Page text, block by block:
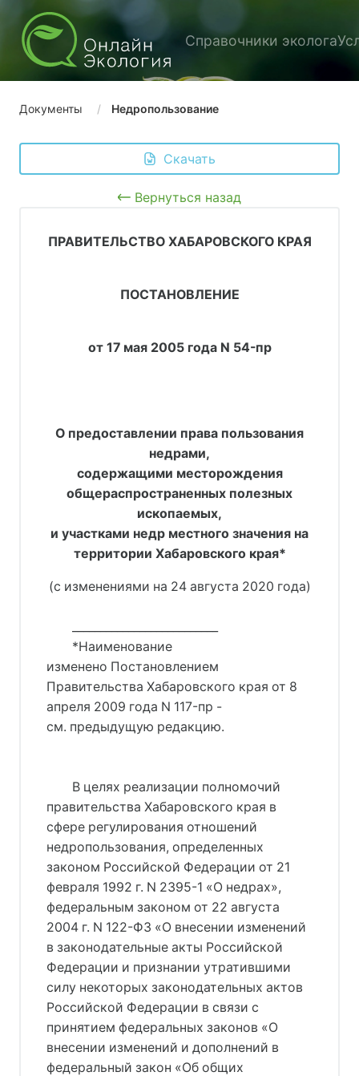
Справочники эколога
Документы Недропользование
Скачать
Вернуться назад
ПРАВИТЕЛЬСТВО ХАБАРОВСКОГО КРАЯ
ПОСТАНОВЛЕНИЕ
от 17 мая 2005 года N 54-пр
О предоставлении права пользования
недрами,
содержащими месторождения
общераспространенных полезных
ископаемых,
и участками недр местного значения на
территории Хабаровского края*
(с изменениями на 24 августа 2020 года)
*Наименование
изменено Постановлением
Правительства Хабаровского края от 8
апреля 2009 года N 117-пр -
см. предыдущую редакцию.
В целях реализации полномочий
правительства Хабаровского края в
сфере регулирования отношений
недропользования, определенных
законом Российской Федерации от 21
февраля 1992 г. N 2395-1 «О недрах»,
федеральным законом от 22 августа
2004 г. N 122-ФЗ «О внесении изменений
в законодательные акты Российской
Федерации и признании утратившими
силу некоторых законодательных актов
Российской Федерации в связи с
принятием федеральных законов «О
внесении изменений и дополнений в
федеральный закон «Об общих